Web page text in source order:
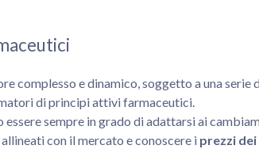
complesso e dinamico, soggetto a una
di principi attivi farmaceutici.
essere sempre in grado di adattarsi ai
con il mercato e conoscere i prezzi